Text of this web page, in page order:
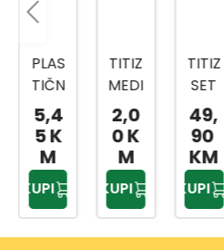
PLAS
TIČN
A
KANT
A SA
MET
ALNO
M
DRŠK
5,4
5 K
M
KUPI
TITIZ
MEDI
CINS
KI
BOX
AP-
9159
2,0
0 K
M
KUPI
TITIZ
SET
ZA
KUPA
TILO
PRIW
EX
TP-
557
49,
90
KM
KUPI